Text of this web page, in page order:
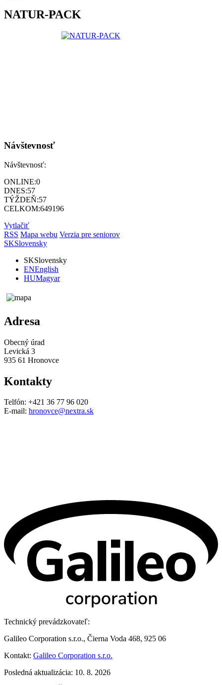
NATUR-PACK
Návštevnosť
Návštevnosť:
ONLINE:0
DNES:57
TÝŽDEŇ:57
CELKOM:649196
Vytlačiť
RSS Mapa webu Verzia pre seniorov
SKSlovensky
SKSlovensky
ENEnglish
HUMagyar
Adresa
Obecný úrad
Levická 3
935 61 Hronovce
Kontakty
Telfón: +421 36 77 96 020
E-mail: hronovce@nextra.sk
Technický prevádzkovateľ:
Galileo Corporation s.r.o., Čierna Voda 468, 925 06
Kontakt: Galileo Corporation s.r.o.
Posledná aktualizácia: 10. 8. 2026